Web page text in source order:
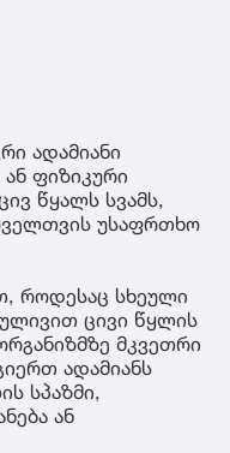
ადამიანი
ან ფიზიკური
წყალს სვამს,
უსაფრთხო
როდესაც სხეული
ცივი წყლის
მკვეთრი
ადამიანს
სპაზმი,
ან